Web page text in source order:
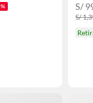
S/
S/